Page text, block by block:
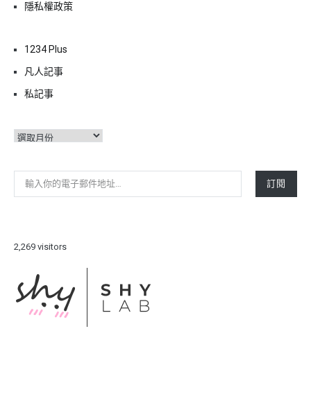
隱私權政策
1234 Plus
凡人記事
私記事
彙
輸入你的電子郵件地址…
訂閱
2,269 visitors